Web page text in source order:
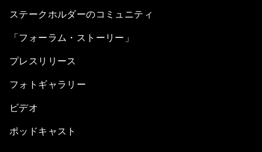
ステークホルダーのコミュニティ
「フォーラム・ストーリー」
プレスリリース
フォトギャラリー
ビデオ
ポッドキャスト